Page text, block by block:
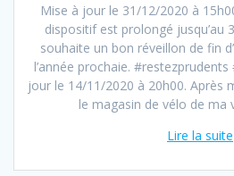
Mise à jour le 31/12/2020 à
dispositif est prolongé jusqu’au
souhaite un bon réveillon de fin
l’année prochaie.
jour le 14/11/2020 à 20h00. Après
le magasin de vélo de ma
Lire la suite